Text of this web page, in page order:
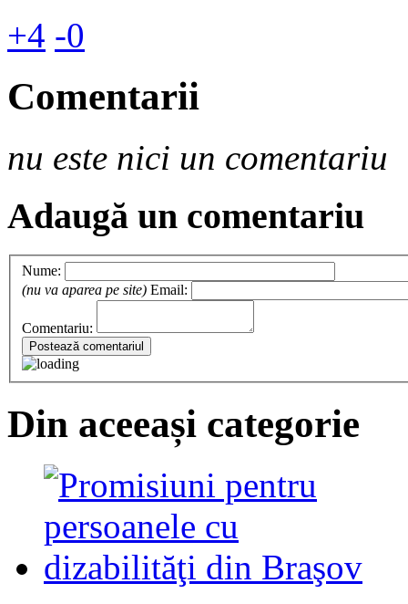
+4 -0
Comentarii
nu este nici un comentariu
Adaugă un comentariu
Nume:
(nu va aparea pe site) Email:
Comentariu:
Postează comentariul
Din aceeași categorie